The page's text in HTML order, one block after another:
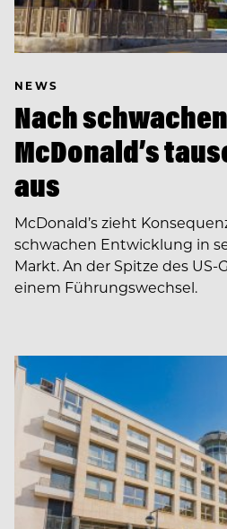
NEWS
Nach
McDonald’s
aus
McDonald’s zieht
schwachen Entwicklung in
Markt. An der Spitze des
einem Führungswechsel.